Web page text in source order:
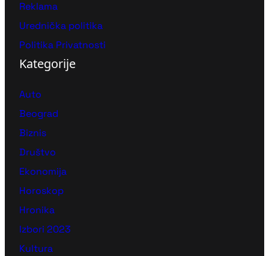
Reklama
Urednička politika
Politika Privatnosti
Kategorije
Auto
Beograd
Biznis
Društvo
Ekonomija
Horoskop
Hronika
Izbori 2023
Kultura